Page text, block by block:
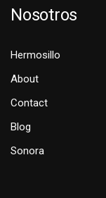
Nosotros
Hermosillo
About
Contact
Blog
Sonora